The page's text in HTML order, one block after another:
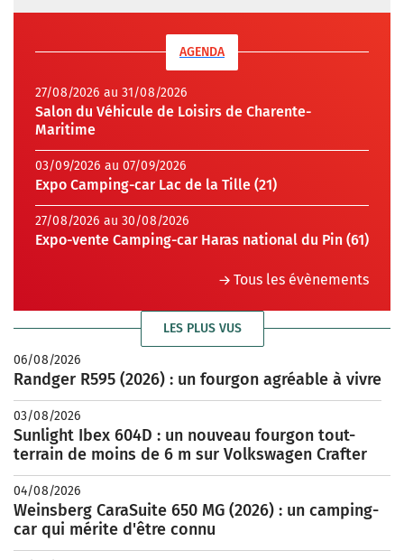
AGENDA
27/08/2026 au 31/08/2026
Salon du Véhicule de Loisirs de Charente-
Maritime
03/09/2026 au 07/09/2026
Expo Camping-car Lac de la Tille (21)
27/08/2026 au 30/08/2026
Expo-vente Camping-car Haras national du Pin (61)
Tous les évènements
LES PLUS VUS
06/08/2026
Randger R595 (2026) : un fourgon agréable à vivre
03/08/2026
Sunlight Ibex 604D : un nouveau fourgon tout-
terrain de moins de 6 m sur Volkswagen Crafter
04/08/2026
Weinsberg CaraSuite 650 MG (2026) : un camping-
car qui mérite d'être connu